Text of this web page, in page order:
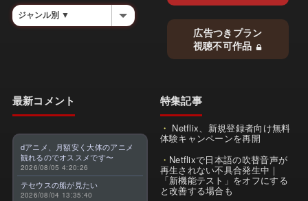
広告つきプラン
視聴不可作品
最新コメント
dアニメ、月額安く大体のアニメ
観れるのでオススメです〜
2026/08/05 4:20:26
テセウスの船が見たい
2026/08/04 13:35:40
特集記事
Netflix、新規登録者向け無料
体験キャンペーンを再開
Netflixで日本語の吹替音声が
再生されない不具合発生中｜
「新機能テスト」をオフにする
と改善する場合も